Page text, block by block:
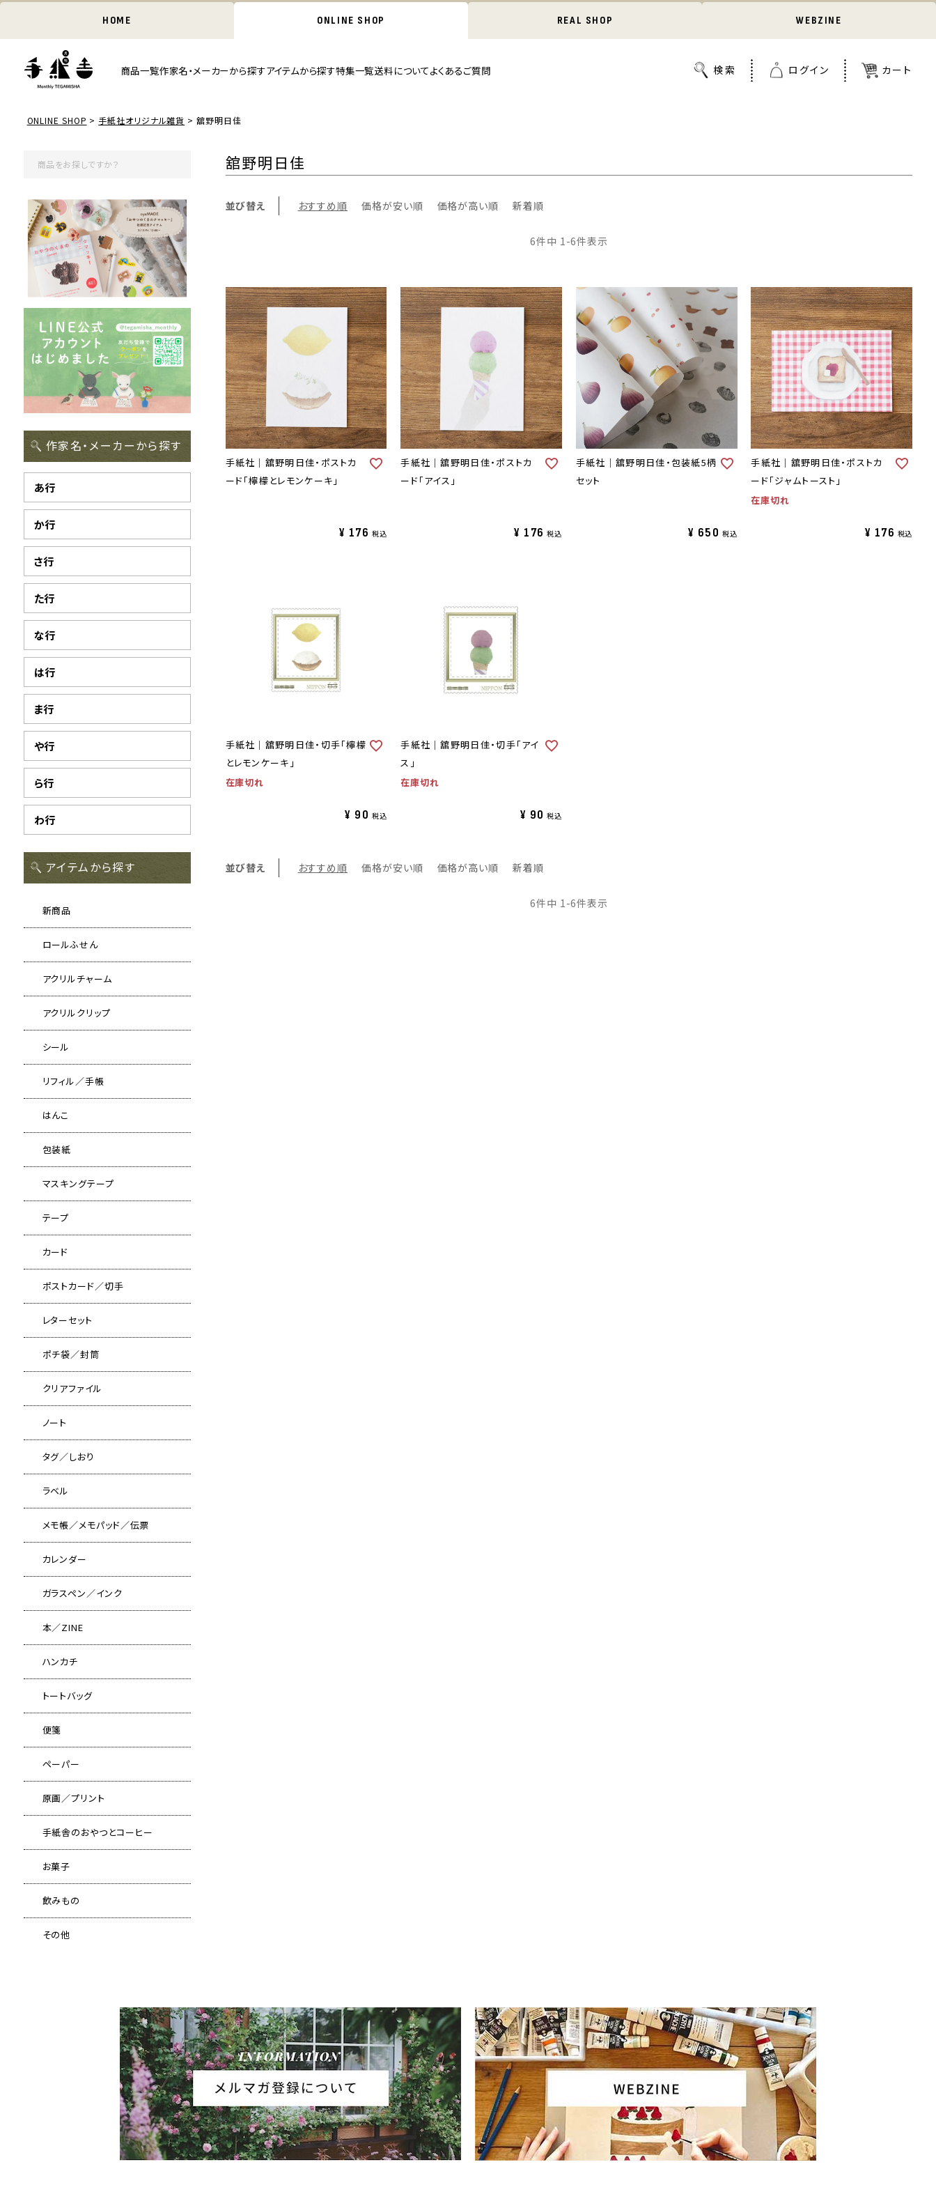
HOME ONLINE SHOP REAL SHOP WEBZINE
商品一覧作家名・メーカーから探すアイテムから探す特集一覧送料についてよくあるご質問
ONLINE SHOP 手紙社オリジナル雑貨 舘野明日佳
作家名・メーカーから探す
あ行
か行
さ行
た行
な行
は行
ま行
や行
ら行
わ行
アイテムから探す
新商品
ロールふせん
アクリルチャーム
アクリルクリップ
シール
リフィル／手帳
はんこ
包装紙
マスキングテープ
テープ
カード
ポストカード／切手
レターセット
ポチ袋／封筒
クリアファイル
ノート
タグ／しおり
ラベル
メモ帳／メモパッド／伝票
カレンダー
ガラスペン／インク
本／ZINE
ハンカチ
トートバッグ
便箋
ペーパー
原画／プリント
手紙舎のおやつとコーヒー
お菓子
飲みもの
その他
舘野明日佳
並び替え おすすめ順 価格が安い順 価格が高い順 新着順
6件中 1-6件表示
手紙社｜舘野明日佳・ポストカ
ード「檸檬とレモンケーキ」
¥ 176 税込
手紙社｜舘野明日佳・ポストカ
ード「アイス」
¥ 176 税込
手紙社｜舘野明日佳・包装紙5柄
セット
¥ 650 税込
手紙社｜舘野明日佳・ポストカ
ード「ジャムトースト」
在庫切れ
¥ 176 税込
手紙社｜舘野明日佳・切手「檸檬
とレモンケーキ」
在庫切れ
¥ 90 税込
手紙社｜舘野明日佳・切手「アイ
ス」
在庫切れ
¥ 90 税込
並び替え おすすめ順 価格が安い順 価格が高い順 新着順
6件中 1-6件表示